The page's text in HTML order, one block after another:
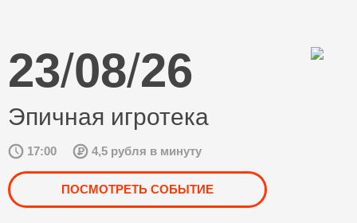
23/08/26
Эпичная игротека
17:00 4,5 рубля в минуту
ПОСМОТРЕТЬ СОБЫТИЕ